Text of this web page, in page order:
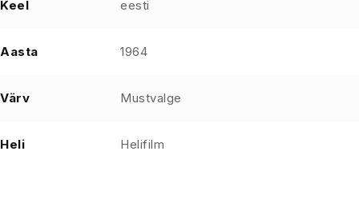
Keel eesti
Aasta 1964
Värv Mustvalge
Heli Helifilm